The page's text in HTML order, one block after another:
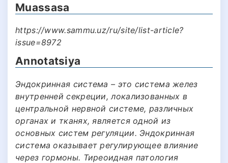
Muassasa
https://www.sammu.uz/ru/site/list-article?
issue=8972
Annotatsiya
Эндокринная система – это система желез
внутренней секреции, локализованных в
центральной нервной системе, различных
органах и тканях, является одной из
основных систем регуляции. Эндокринная
система оказывает регулирующее влияние
через гормоны. Тиреоидная патология